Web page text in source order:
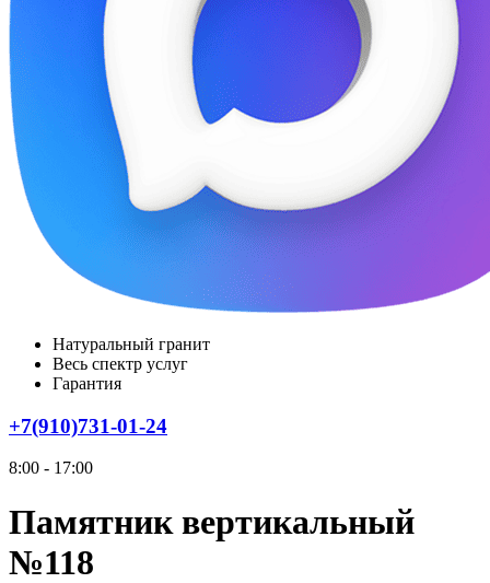
Натуральный гранит
Весь спектр услуг
Гарантия
+7(910)731-01-24
8:00 - 17:00
Памятник вертикальный
№118